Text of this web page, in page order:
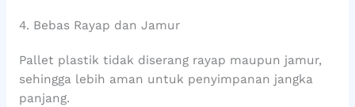
4. Bebas Rayap dan Jamur
Pallet plastik tidak diserang rayap maupun jamur,
sehingga lebih aman untuk penyimpanan jangka
panjang.